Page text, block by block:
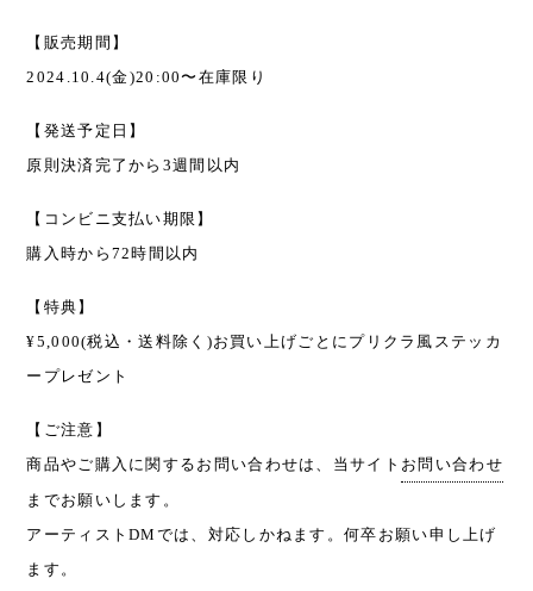
【販売期間】
2024.10.4(金)20:00〜在庫限り
【発送予定日】
原則決済完了から3週間以内
【コンビニ支払い期限】
購入時から72時間以内
【特典】
¥5,000(税込・送料除く)お買い上げごとにプリクラ風ステッカ
ープレゼント
【ご注意】
商品やご購入に関するお問い合わせは、当サイト お問い合わせ
までお願いします。
アーティストDMでは、対応しかねます。何卒お願い申し上げ
ます。